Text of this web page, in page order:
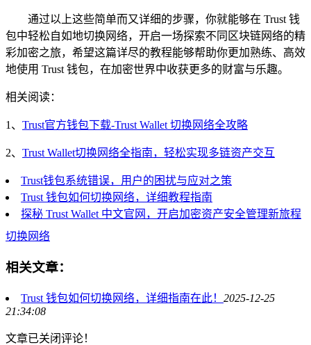
通过以上这些简单而又详细的步骤，你就能够在 Trust 钱
包中轻松自如地切换网络，开启一场探索不同区块链网络的精
彩加密之旅，希望这篇详尽的教程能够帮助你更加熟练、高效
地使用 Trust 钱包，在加密世界中收获更多的财富与乐趣。
相关阅读：
1、 Trust官方钱包下载-Trust Wallet 切换网络全攻略
2、 Trust Wallet切换网络全指南，轻松实现多链资产交互
Trust钱包系统错误，用户的困扰与应对之策
Trust 钱包如何切换网络，详细教程指南
探秘 Trust Wallet 中文官网，开启加密资产安全管理新旅程
切换网络
相关文章：
Trust 钱包如何切换网络，详细指南在此！ 2025-12-25
21:34:08
文章已关闭评论！